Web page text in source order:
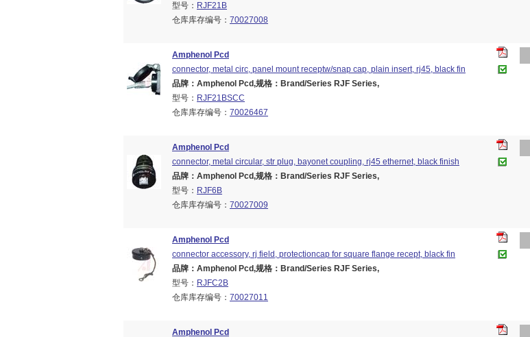
型号： RJF21B
仓库库存编号： 70027008
Amphenol Pcd
connector, metal circ, panel mount receptw/snap cap, plain insert, rj45, black fin
品牌：Amphenol Pcd,规格：Brand/Series RJF Series,
型号： RJF21BSCC
仓库库存编号： 70026467
Amphenol Pcd
connector, metal circular, str plug, bayonet coupling, rj45 ethernet, black finish
品牌：Amphenol Pcd,规格：Brand/Series RJF Series,
型号： RJF6B
仓库库存编号： 70027009
Amphenol Pcd
connector accessory, rj field, protectioncap for square flange recept, black fin
品牌：Amphenol Pcd,规格：Brand/Series RJF Series,
型号： RJFC2B
仓库库存编号： 70027011
Amphenol Pcd